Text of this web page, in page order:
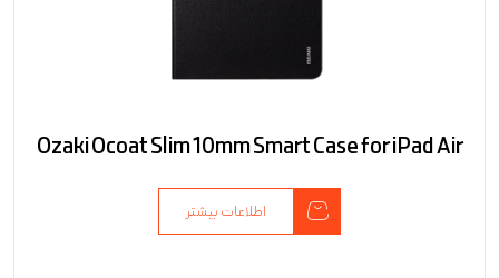
Ozaki Ocoat Slim 10mm Smart Case for iPad Air
اطلاعات بیشتر